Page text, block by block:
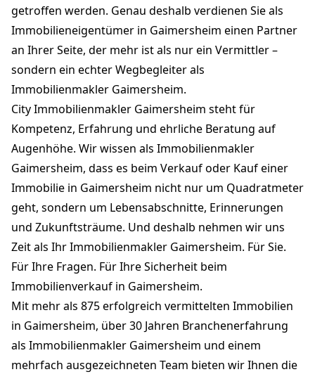
getroffen werden. Genau deshalb verdienen Sie als
Immobilieneigentümer in Gaimersheim einen Partner
an Ihrer Seite, der mehr ist als nur ein Vermittler –
sondern ein echter Wegbegleiter als
Immobilienmakler Gaimersheim.
City Immobilienmakler Gaimersheim steht für
Kompetenz, Erfahrung und ehrliche Beratung auf
Augenhöhe. Wir wissen als Immobilienmakler
Gaimersheim, dass es beim Verkauf oder Kauf einer
Immobilie in Gaimersheim nicht nur um Quadratmeter
geht, sondern um Lebensabschnitte, Erinnerungen
und Zukunftsträume. Und deshalb nehmen wir uns
Zeit als Ihr Immobilienmakler Gaimersheim. Für Sie.
Für Ihre Fragen. Für Ihre Sicherheit beim
Immobilienverkauf in Gaimersheim.
Mit mehr als 875 erfolgreich vermittelten Immobilien
in Gaimersheim, über 30 Jahren Branchenerfahrung
als Immobilienmakler Gaimersheim und einem
mehrfach ausgezeichneten Team bieten wir Ihnen die